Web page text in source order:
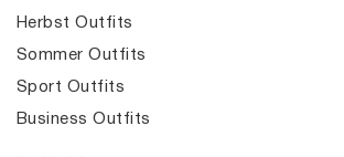
Herbst Outfits
Sommer Outfits
Sport Outfits
Business Outfits